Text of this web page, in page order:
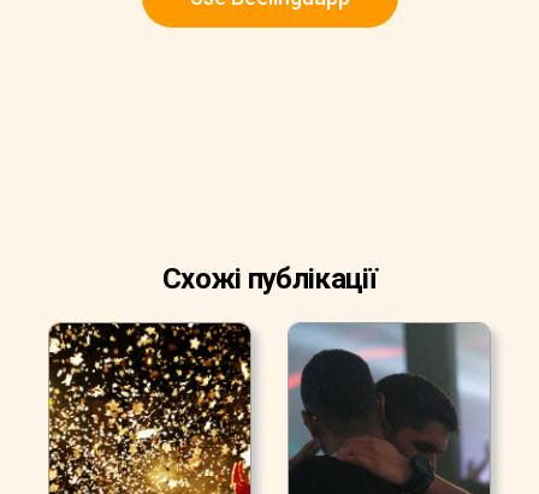
Схожі публікації